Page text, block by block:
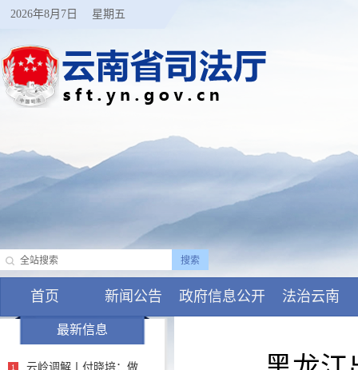
2026年8月7日 星期五
首页 新闻公告 政府信息公开 法治云南
最新信息
1 云岭调解丨付晓培：做